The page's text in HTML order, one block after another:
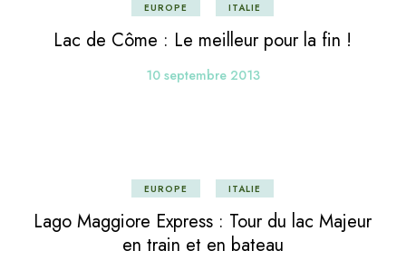
EUROPE ITALIE
Lac de Côme : Le meilleur pour la fin !
10 septembre 2013
EUROPE ITALIE
Lago Maggiore Express : Tour du lac Majeur
en train et en bateau